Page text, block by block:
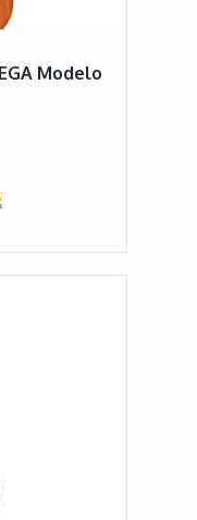
Modelo